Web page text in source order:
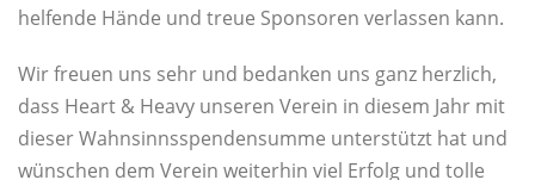
helfende Hände und treue Sponsoren verlassen kann.
Wir freuen uns sehr und bedanken uns ganz herzlich,
dass Heart & Heavy unseren Verein in diesem Jahr mit
dieser Wahnsinnsspendensumme unterstützt hat und
wünschen dem Verein weiterhin viel Erfolg und tolle